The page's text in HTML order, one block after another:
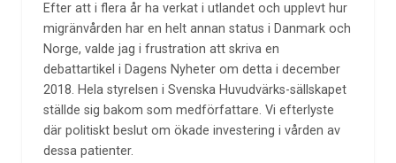
Efter att i flera år ha verkat i utlandet och upplevt hur
migränvården har en helt annan status i Danmark och
Norge, valde jag i frustration att skriva en
debattartikel i Dagens Nyheter om detta i december
2018. Hela styrelsen i Svenska Huvudvärks-sällskapet
ställde sig bakom som medförfattare. Vi efterlyste
där politiskt beslut om ökade investering i vården av
dessa patienter.